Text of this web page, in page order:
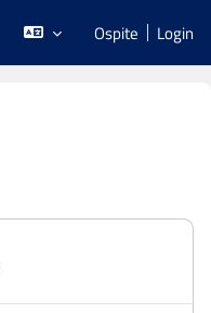
Ospite Login